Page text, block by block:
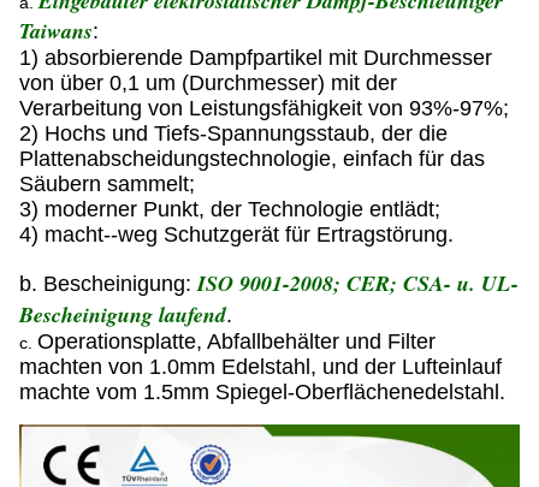
Taiwans:
1) absorbierende Dampfpartikel mit Durchmesser
von über 0,1 um (Durchmesser) mit der
Verarbeitung von Leistungsfähigkeit von 93%-97%;
2) Hochs und Tiefs-Spannungsstaub, der die
Plattenabscheidungstechnologie, einfach für das
Säubern sammelt;
3) moderner Punkt, der Technologie entlädt;
4) macht--weg Schutzgerät für Ertragstörung.
b. Bescheinigung:ISO 9001-2008; CER; CSA- u. UL-
Bescheinigung laufend.
c. Operationsplatte, Abfallbehälter und Filter
machten von 1.0mm Edelstahl, und der Lufteinlauf
machte vom 1.5mm Spiegel-Oberflächenedelstahl.